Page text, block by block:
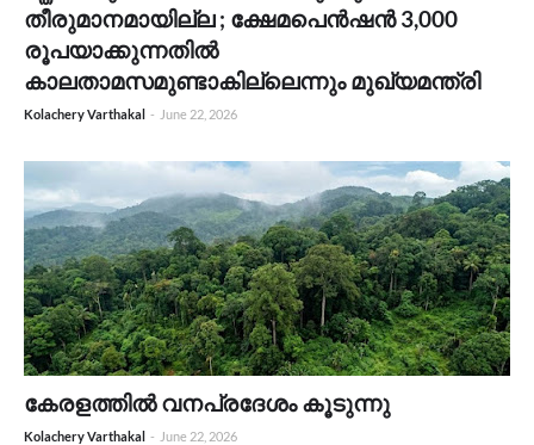
തീരുമാനമായില്ല ; ക്ഷേമപെൻഷൻ 3,000
രൂപയാക്കുന്നതിൽ
കാലതാമസമുണ്ടാകില്ലെന്നും മുഖ്യമന്ത്രി
Kolachery Varthakal - June 22, 2026
കേരളത്തിൽ വനപ്രദേശം കൂടുന്നു
Kolachery Varthakal - June 22, 2026